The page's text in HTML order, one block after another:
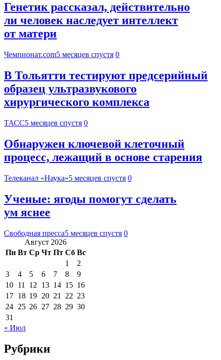
Генетик рассказал, действительно
ли человек наследует интеллект
от матери
Чемпионат.com5 месяцев спустя 0
В Тольятти тестируют предсерийный
образец ультразвукового
хирургического комплекса
ТАСС5 месяцев спустя 0
Обнаружен ключевой клеточный
процесс, лежащий в основе старения
Телеканал «Наука»5 месяцев спустя 0
Ученые: ягоды помогут сделать
ум яснее
Свободная пресса5 месяцев спустя 0
Август 2026
Пн Вт Ср Чт Пт Сб Вс
1
2
3
4 5 6 7 8
9
10 11 12 13 14 15 16
17 18 19 20 21 22 23
24 25 26 27 28 29 30
31
« Июл
Рубрики